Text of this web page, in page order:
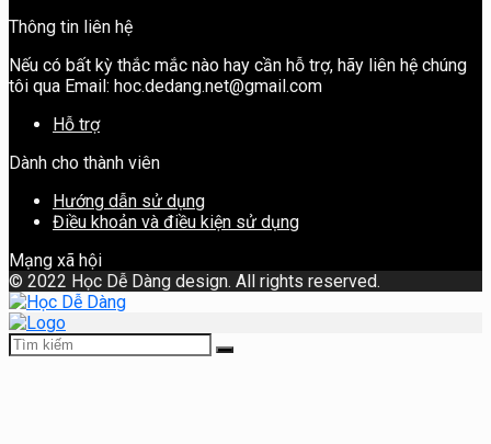
Thông tin liên hệ
Nếu có bất kỳ thắc mắc nào hay cần hỗ trợ, hãy liên hệ chúng
tôi qua Email: hoc.dedang.net@gmail.com
Hỗ trợ
Dành cho thành viên
Hướng dẫn sử dụng
Điều khoản và điều kiện sử dụng
Mạng xã hội
© 2022 Học Dễ Dàng design. All rights reserved.